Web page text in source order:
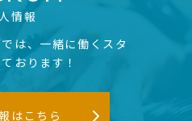
情報
は、一緒に働くスタ
おります！
はこちら